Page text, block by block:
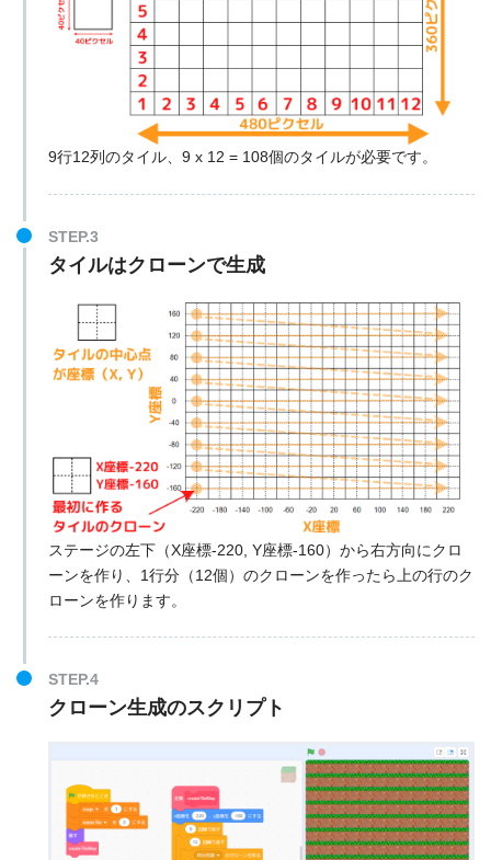
9行12列のタイル、9 x 12 = 108個のタイルが必要です。
STEP.3
タイルはクローンで生成
ステージの左下（X座標-220, Y座標-160）から右方向にクロ
ーンを作り、1行分（12個）のクローンを作ったら上の行のク
ローンを作ります。
STEP.4
クローン生成のスクリプト